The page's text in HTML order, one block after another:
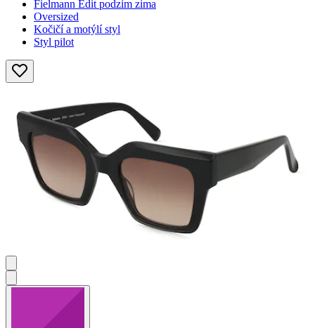
Fielmann Edit podzim zima
Oversized
Kočičí a motýlí styl
Styl pilot